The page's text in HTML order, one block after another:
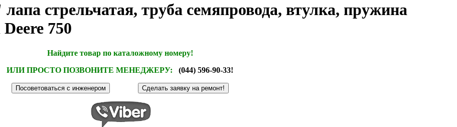
стрельчатая, труба семяпровода, втулка, пружина
750
Найдите товар по каталожному номеру!
ИЛИ ПРОСТО ПОЗВОНИТЕ МЕНЕДЖЕРУ: (044) 596-90-33!